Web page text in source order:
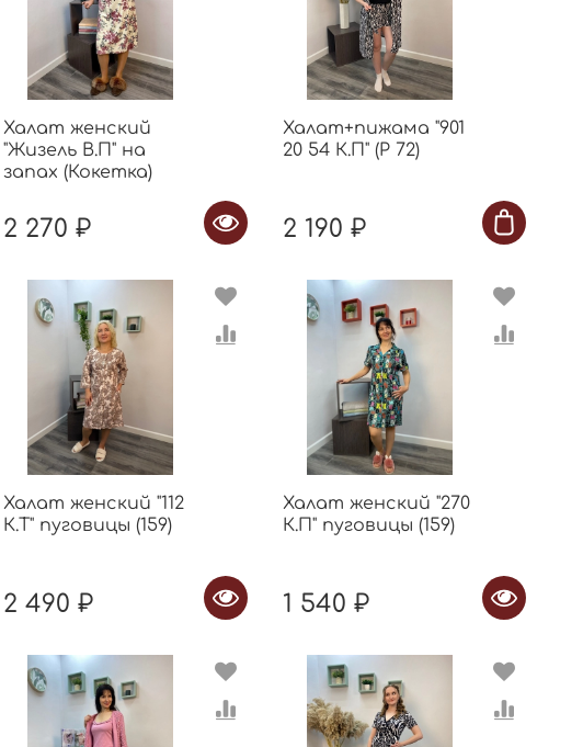
Халат женский
"Жизель В.П" на
запах (Кокетка)
2 270 ₽
Халат+пижама "901
20 54 К.П" (Р 72)
2 190 ₽
Халат женский "112
К.Т" пуговицы (159)
2 490 ₽
Халат женский "270
К.П" пуговицы (159)
1 540 ₽